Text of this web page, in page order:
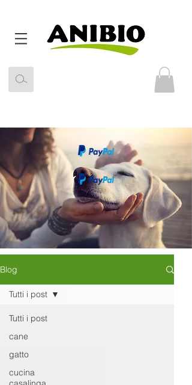
Blog
Tutti i post
cane
gatto
cucina
Tutti i post